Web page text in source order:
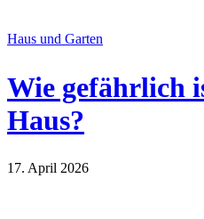
Haus und Garten
Wie gefährlich
Haus?
17. April 2026